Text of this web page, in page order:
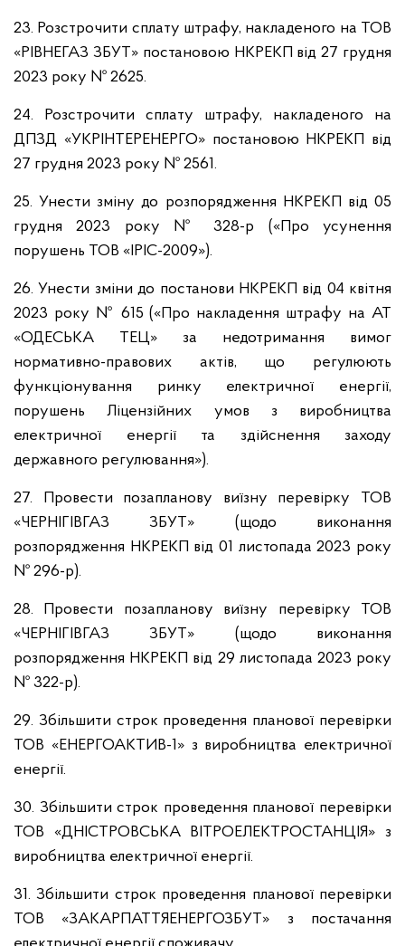
23. Розстрочити сплату штрафу, накладеного на ТОВ
«РІВНЕГАЗ ЗБУТ» постановою НКРЕКП від 27 грудня
2023 року № 2625.
24. Розстрочити сплату штрафу, накладеного на
ДПЗД «УКРІНТЕРЕНЕРГО» постановою НКРЕКП від
27 грудня 2023 року № 2561.
25. Унести зміну до розпорядження НКРЕКП від 05
грудня 2023 року № 328-р («Про усунення
порушень ТОВ «ІРІС-2009»).
26. Унести зміни до постанови НКРЕКП від 04 квітня
2023 року № 615 («Про накладення штрафу на АТ
«ОДЕСЬКА ТЕЦ» за недотримання вимог
нормативно-правових актів, що регулюють
функціонування ринку електричної енергії,
порушень Ліцензійних умов з виробництва
електричної енергії та здійснення заходу
державного регулювання»).
27. Провести позапланову виїзну перевірку ТОВ
«ЧЕРНІГІВГАЗ ЗБУТ» (щодо виконання
розпорядження НКРЕКП від 01 листопада 2023 року
№ 296-р).
28. Провести позапланову виїзну перевірку ТОВ
«ЧЕРНІГІВГАЗ ЗБУТ» (щодо виконання
розпорядження НКРЕКП від 29 листопада 2023 року
№ 322-р).
29. Збільшити строк проведення планової перевірки
ТОВ «ЕНЕРГОАКТИВ-1» з виробництва електричної
енергії.
30. Збільшити строк проведення планової перевірки
ТОВ «ДНІСТРОВСЬКА ВІТРОЕЛЕКТРОСТАНЦІЯ» з
виробництва електричної енергії.
31. Збільшити строк проведення планової перевірки
ТОВ «ЗАКАРПАТТЯЕНЕРГОЗБУТ» з постачання